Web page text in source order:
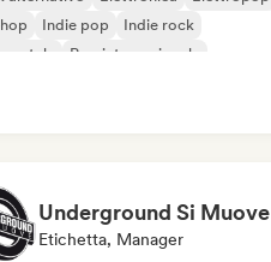
Indie pop
Indie rock
Pop internazionale
Underground Si Muove
Etichetta, Manager